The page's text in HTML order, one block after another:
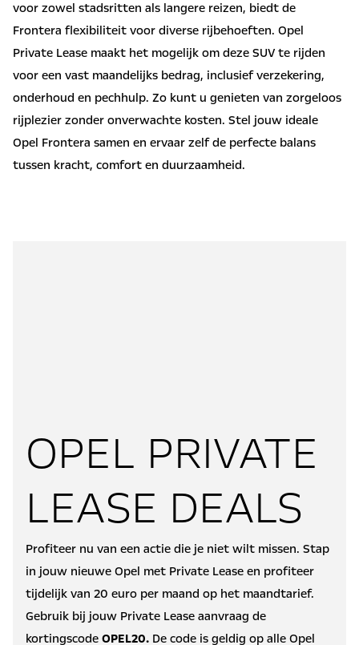
voor zowel stadsritten als langere reizen, biedt de
Frontera flexibiliteit voor diverse rijbehoeften. Opel
Private Lease maakt het mogelijk om deze SUV te rijden
voor een vast maandelijks bedrag, inclusief verzekering,
onderhoud en pechhulp. Zo kunt u genieten van zorgeloos
rijplezier zonder onverwachte kosten. Stel jouw ideale
Opel Frontera samen en ervaar zelf de perfecte balans
tussen kracht, comfort en duurzaamheid.
OPEL PRIVATE
LEASE DEALS
Profiteer nu van een actie die je niet wilt missen. Stap
in jouw nieuwe Opel met Private Lease en profiteer
tijdelijk van 20 euro per maand op het maandtarief.
Gebruik bij jouw Private Lease aanvraag de
kortingscode OPEL20. De code is geldig op alle Opel